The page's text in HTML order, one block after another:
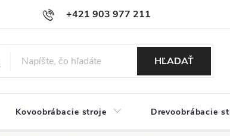
+421 903 977 211
Podmienky ochrany osobných údajov
HĽADAŤ
Kovoobrábacie stroje Drevoobrábacie